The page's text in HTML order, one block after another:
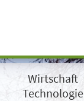
Wirtschaft
Technologie